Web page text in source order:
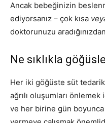
Ancak bebeğinizin
ediyorsanız – çok kısa
doktorunuzu
Ne sıklıkla
Her iki göğüste süt
ağrılı oluşumları
ve her birine gün boyunca